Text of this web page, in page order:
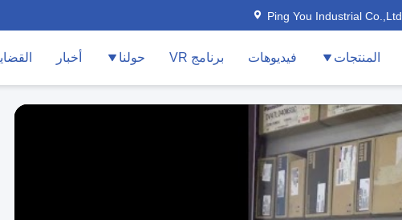
Ping You Industrial Co.,Ltd
المنتجات فيديوهات برنامج VR حولنا أخبار